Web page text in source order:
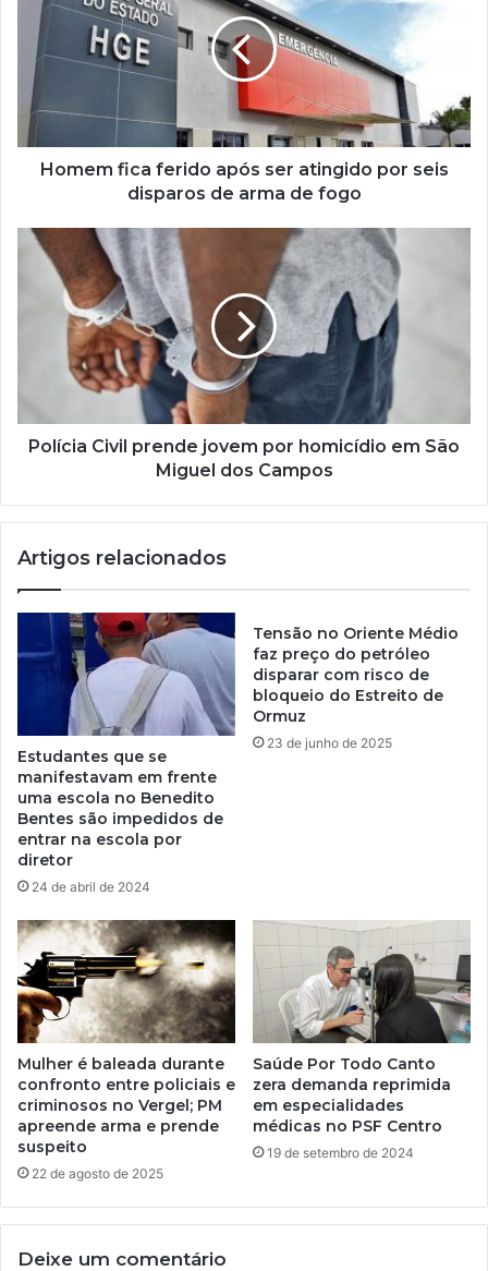
Homem fica ferido após ser atingido por seis
disparos de arma de fogo
Polícia Civil prende jovem por homicídio em São
Miguel dos Campos
Artigos relacionados
Estudantes que se
manifestavam em frente
uma escola no Benedito
Bentes são impedidos de
entrar na escola por
diretor
24 de abril de 2024
Tensão no Oriente Médio
faz preço do petróleo
disparar com risco de
bloqueio do Estreito de
Ormuz
23 de junho de 2025
Mulher é baleada durante
confronto entre policiais e
criminosos no Vergel; PM
apreende arma e prende
suspeito
22 de agosto de 2025
Saúde Por Todo Canto
zera demanda reprimida
em especialidades
médicas no PSF Centro
19 de setembro de 2024
Deixe um comentário